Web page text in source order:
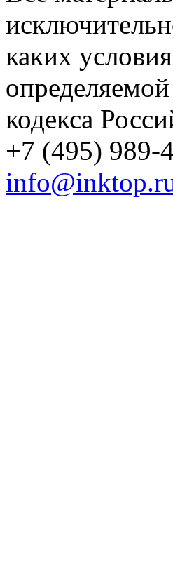
каких
кодекса
+7 (495) 989-